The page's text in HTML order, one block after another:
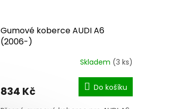
Gumové koberce AUDI A6
(2006-)
Skladem (3 ks)
834 Kč Do košíku